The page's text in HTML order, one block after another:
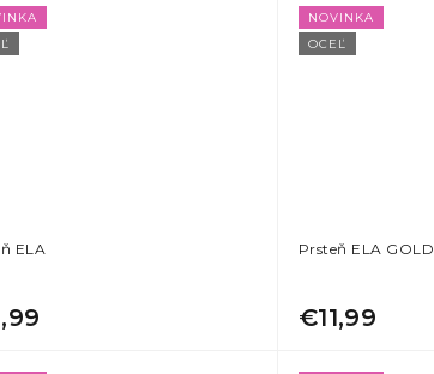
ELA
NOVINKA
OCEĽ
Prsteň ELA GOLD
€11,99